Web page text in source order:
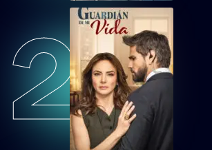
TCDTNEAEP34
Tan cerca de ti, nace el
TCDTNEAEP35
Tan cerca de ti, nace el amor
TCDTNEAEP36
Tan cerca de ti, nace el amor
2